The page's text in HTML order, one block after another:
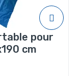
pour
cm